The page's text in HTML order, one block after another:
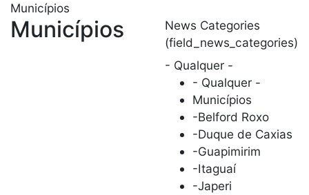
Municípios
Municípios
News Categories
(field_news_categories)
- Qualquer -
- Qualquer -
Municípios
-Belford Roxo
-Duque de Caxias
-Guapimirim
-Itaguaí
-Japeri